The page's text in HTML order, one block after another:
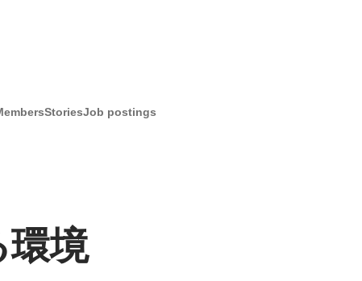
StoriesJob postings
境